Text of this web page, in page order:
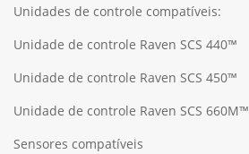
Unidades de controle compatíveis:
Unidade de controle Raven SCS 440™
Unidade de controle Raven SCS 450™
Unidade de controle Raven SCS 660M™
Sensores compatíveis